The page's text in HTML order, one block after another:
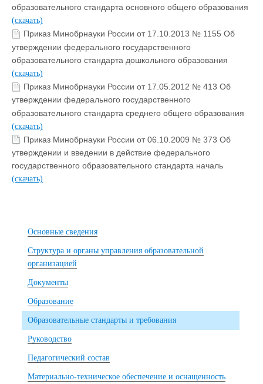
образовательного стандарта основного общего образования
(скачать)
Приказ Минобрнауки России от 17.10.2013 № 1155 Об
утверждении федерального государственного
образовательного стандарта дошкольного образования
(скачать)
Приказ Минобрнауки России от 17.05.2012 № 413 Об
утверждении федерального государственного
образовательного стандарта среднего общего образования
(скачать)
Приказ Минобрнауки России от 06.10.2009 № 373 Об
утверждении и введении в действие федерального
государственного образовательного стандарта началь
(скачать)
Основные сведения
Структура и органы управления образовательной
организацией
Документы
Образование
Образовательные стандарты и требования
Руководство
Педагогический состав
Материально-техническое обеспечение и оснащенность